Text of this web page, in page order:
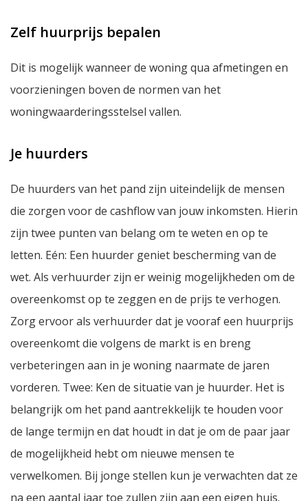
Zelf huurprijs bepalen
Dit is mogelijk wanneer de woning qua afmetingen en
voorzieningen boven de normen van het
woningwaarderingsstelsel vallen.
Je huurders
De huurders van het pand zijn uiteindelijk de mensen
die zorgen voor de cashflow van jouw inkomsten. Hierin
zijn twee punten van belang om te weten en op te
letten. Eén: Een huurder geniet bescherming van de
wet. Als verhuurder zijn er weinig mogelijkheden om de
overeenkomst op te zeggen en de prijs te verhogen.
Zorg ervoor als verhuurder dat je vooraf een huurprijs
overeenkomt die volgens de markt is en breng
verbeteringen aan in je woning naarmate de jaren
vorderen. Twee: Ken de situatie van je huurder. Het is
belangrijk om het pand aantrekkelijk te houden voor
de lange termijn en dat houdt in dat je om de paar jaar
de mogelijkheid hebt om nieuwe mensen te
verwelkomen. Bij jonge stellen kun je verwachten dat ze
na een aantal jaar toe zullen zijn aan een eigen huis.